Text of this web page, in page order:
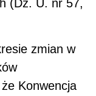
(Dz. U. nr 57,
zmian w
Konwencja